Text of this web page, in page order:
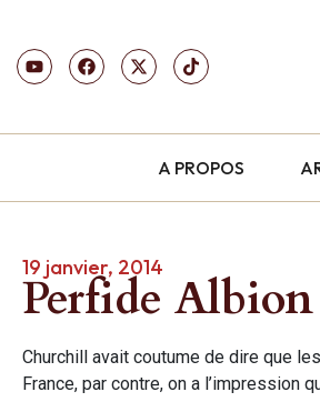
A PROPOS
19 janvier, 2014
Perfide Albion
Churchill avait coutume de dire que
France, par contre, on a l’impression